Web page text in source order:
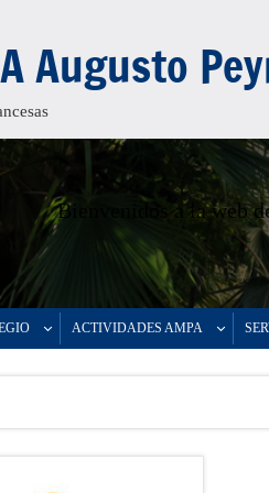
Augusto
Bienvenidos a la web
ACTIVIDADES AMPA